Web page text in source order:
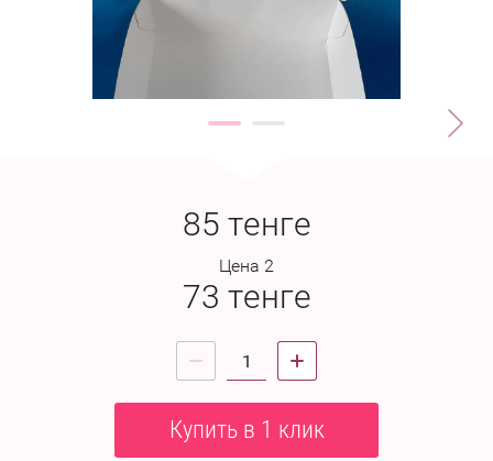
85 тенге
Цена 2
73 тенге
Купить в 1 клик